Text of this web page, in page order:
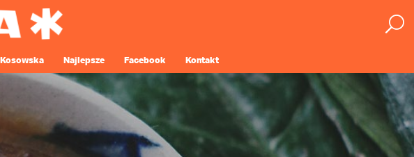
Najlepsze Facebook Kontakt